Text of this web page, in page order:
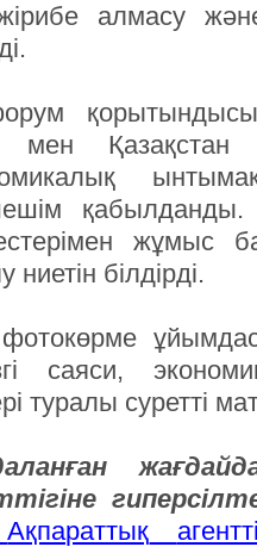
алмасу және
форум
мен Қазақстан
жұмыс
ниетін білдірді.
саяси,
туралы суретті
гипер
Ақпараттық